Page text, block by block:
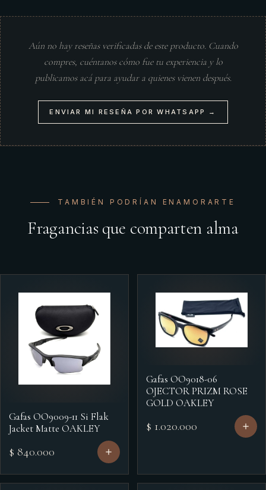
Aún no hay reseñas verificadas de este producto. Cuando
compres, cuéntanos cómo fue tu experiencia y lo
publicamos acá para ayudar a quienes vienen después.
ENVIAR MI RESEÑA POR WHATSAPP →
TAMBIÉN PODRÍAN ENAMORARTE
Fragancias que comparten alma
Gafas OO9009-11 Si Flak
Jacket Matte OAKLEY
$ 840.000
Gafas OO9018-06
OJECTOR PRIZM ROSE
GOLD OAKLEY
$ 1.020.000